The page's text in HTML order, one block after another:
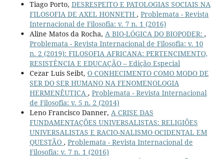
Tiago Porto, DESRESPEITO E PATOLOGIAS SOCIAIS NA
FILOSOFIA DE AXEL HONNETH , Problemata - Revista
Internacional de Filosofia: v. 7 n. 1 (2016)
Aline Matos da Rocha, A BIO-LÓGICA DO BIOPODER: ,
Problemata - Revista Internacional de Filosofia: v. 10
n. 2 (2019): FILOSOFIA AFRICANA: PERTENCIMENTO,
RESISTÊNCIA E EDUCAÇÃO – Edição Especial
Cezar Luis Seibt, O CONHECIMENTO COMO MODO DE
SER DO SER HUMANO NA FENOMENOLOGIA
HERMENÊUTICA , Problemata - Revista Internacional
de Filosofia: v. 5 n. 2 (2014)
Leno Francisco Danner, A CRISE DAS
FUNDAMENTAÇÕES UNIVERSALISTAS: RELIGIÕES
UNIVERSALISTAS E RACIO-NALISMO OCIDENTAL EM
QUESTÃO , Problemata - Revista Internacional de
Filosofia: v. 7 n. 1 (2016)